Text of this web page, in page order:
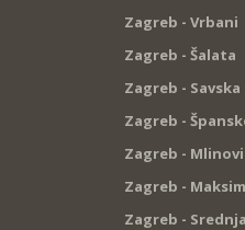
Zagreb - Vrbani
Zagreb - Šalata
Zagreb - Savska
Zagreb -
Zagreb - Mlinovi
Zagreb -
Zagreb -